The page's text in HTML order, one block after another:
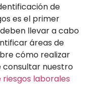
de
es el primer
llevar a cabo
áreas de
cómo realizar
consultar nuestro
laborales